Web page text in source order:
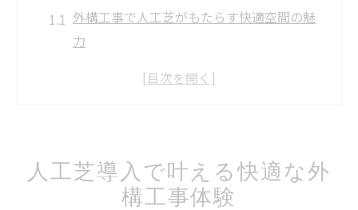
外構工事で人工芝がもたらす快適空間の魅
力
人工芝外構工事のメリットとライフスタイ
暮らしに寄り添う外構工事と人工芝の使い
人工芝導入で叶える快適な外
構工事体験